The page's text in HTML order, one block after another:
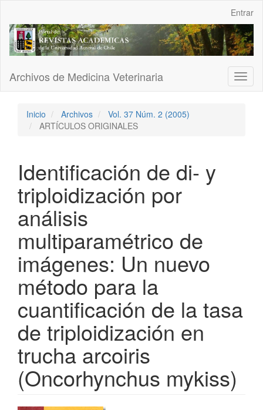
Contenido
principal
Barra
Entrar
Archivos de Medicina Veterinaria
Inicio Archivos
Vol. 37 Núm. 2 (2005)
ARTÍCULOS ORIGINALES
Identificación de di- y
triploidización por
análisis
multiparamétrico de
imágenes: Un nuevo
método para la
cuantificación de la tasa
de triploidización en
trucha arcoiris
(Oncorhynchus mykiss)